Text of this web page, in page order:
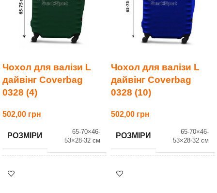
Чохол для валізи L
дайвінг Coverbag
0328 (4)
502,00
РОЗМІРИ
65-70×46-
53×28-32 см
ВАГА
Чохол для валізи L
дайвінг Coverbag
0328 (10)
502,00
РОЗМІРИ
65-70×46-
53×28-32 см
ВАГА